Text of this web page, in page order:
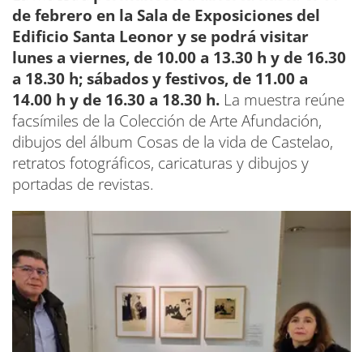
de febrero en la Sala de Exposiciones del
Edificio Santa Leonor y se podrá visitar
lunes a viernes, de 10.00 a 13.30 h y de 16.30
a 18.30 h; sábados y festivos, de 11.00 a
14.00 h y de 16.30 a 18.30 h. La muestra reúne
facsímiles de la Colección de Arte Afundación,
dibujos del álbum Cosas de la vida de Castelao,
retratos fotográficos, caricaturas y dibujos y
portadas de revistas.